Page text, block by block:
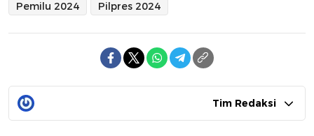
Pemilu 2024
Pilpres 2024
Tim Redaksi